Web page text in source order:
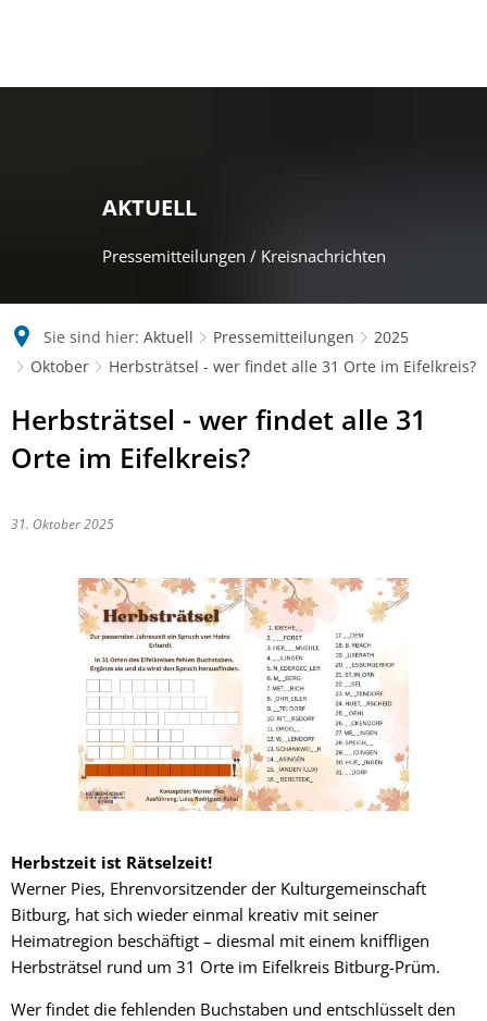
AKTUELL
Pressemitteilungen / Kreisnachrichten
Sie sind hier: Aktuell Pressemitteilungen
2025
Oktober
Herbsträtsel - wer findet alle 31 Orte im Eifelkreis?
Herbsträtsel - wer findet alle 31
Orte im Eifelkreis?
31. Oktober 2025
Herbstzeit ist Rätselzeit!
Werner Pies, Ehrenvorsitzender der Kulturgemeinschaft
Bitburg, hat sich wieder einmal kreativ mit seiner
Heimatregion beschäftigt – diesmal mit einem kniffligen
Herbsträtsel rund um 31 Orte im Eifelkreis Bitburg-Prüm.
Wer findet die fehlenden Buchstaben und entschlüsselt den